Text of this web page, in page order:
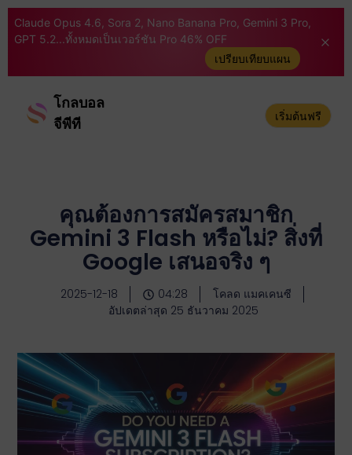
Claude Opus 4.6, Sora 2, Nano Banana Pro, Gemini 3 Pro,
GPT 5.2...ทั้งหมดเป็นเวอร์ชัน Pro 46% OFF
เปรียบเทียบแผน
โกลบอล
จีพีที
เริ่มต้นฟรี
คุณต้องการสมัครสมาชิก
Gemini 3 Flash หรือไม่? สิ่งที่
Google เสนอจริง ๆ
2025-12-18 04:28
โคลด แมคเคนซี
อัปเดตล่าสุด 25 ธันวาคม 2025